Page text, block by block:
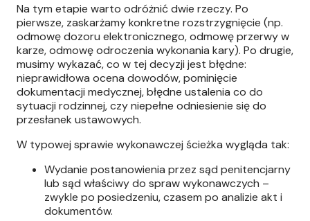
Na tym etapie warto odróżnić dwie rzeczy. Po
pierwsze, zaskarżamy konkretne rozstrzygnięcie (np.
odmowę dozoru elektronicznego, odmowę przerwy w
karze, odmowę odroczenia wykonania kary). Po drugie,
musimy wykazać, co w tej decyzji jest błędne:
nieprawidłowa ocena dowodów, pominięcie
dokumentacji medycznej, błędne ustalenia co do
sytuacji rodzinnej, czy niepełne odniesienie się do
przesłanek ustawowych.
W typowej sprawie wykonawczej ścieżka wygląda tak:
Wydanie postanowienia przez sąd penitencjarny
lub sąd właściwy do spraw wykonawczych –
zwykle po posiedzeniu, czasem po analizie akt i
dokumentów.